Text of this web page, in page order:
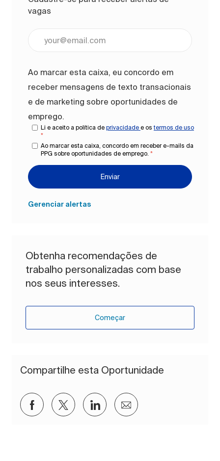
vagas
Ao marcar esta caixa, eu concordo em
receber mensagens de texto transacionais
e de marketing sobre oportunidades de
emprego.
Li e aceito a política de privacidade e ostermos de uso
*
Ao marcar esta caixa, concordo em receber e-mails da
PPG sobre oportunidades de emprego. *
Enviar
Gerenciar alertas
Obtenha recomendações de
trabalho personalizadas com base
nos seus interesses.
Começar
Compartilhe esta Oportunidade
Compartilhar via Facebook
Compartilhar via twitter
Compartilhar via LinkedIn
Compartilhar por